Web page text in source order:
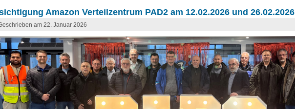
Amazon Verteilzentrum PAD2 am 12.02.2026 und 26.02.2026
am 22. Januar 2026